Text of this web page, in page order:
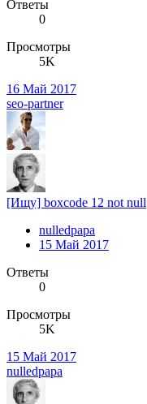
Ответы
0
Просмотры
5K
16 Май 2017
seo-partner
[Ищу] boxcode 12 not null
nulledpapa
15 Май 2017
Ответы
0
Просмотры
5K
15 Май 2017
nulledpapa